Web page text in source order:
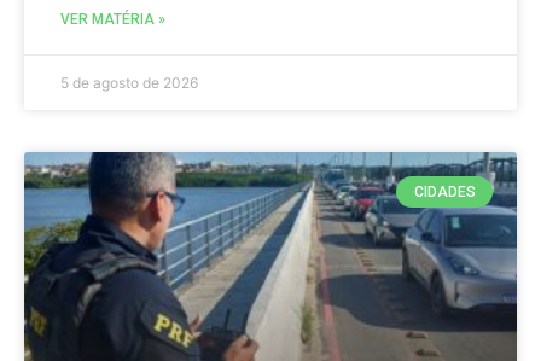
VER MATÉRIA »
5 de agosto de 2026
CIDADES